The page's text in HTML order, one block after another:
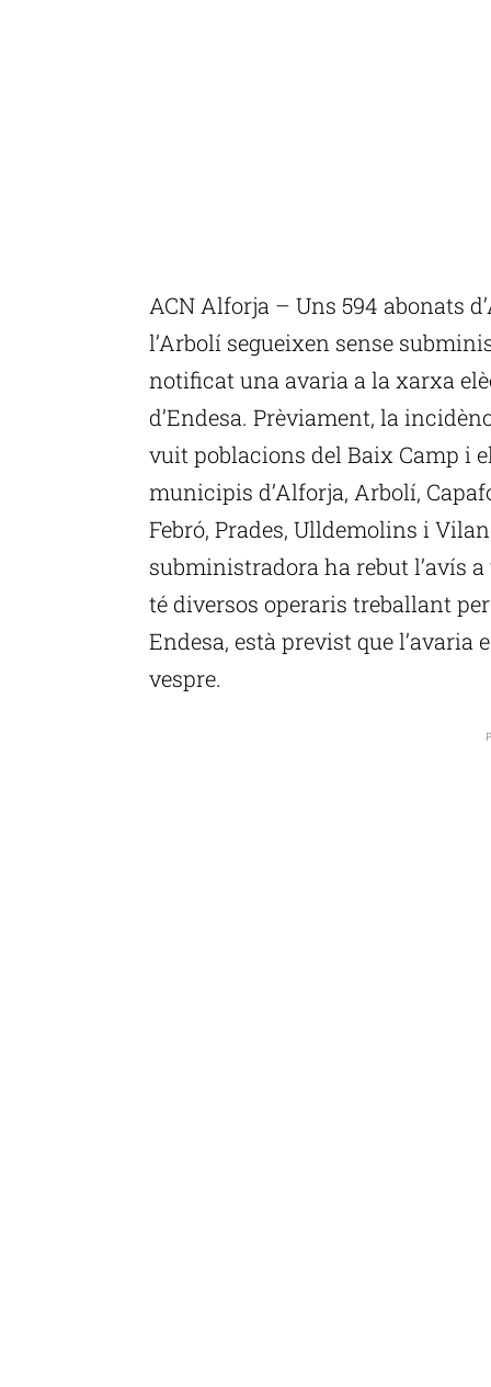
ACN Alforja – Uns 594 abonats
l’Arbolí segueixen sense
notificat una avaria a la xarxa
d’Endesa. Prèviament, la
vuit poblacions del Baix Camp i
municipis d’Alforja, Arbolí,
Febró, Prades, Ulldemolins i
subministradora ha rebut l’avís
té diversos operaris treballant
Endesa, està previst que l’avaria
vespre.